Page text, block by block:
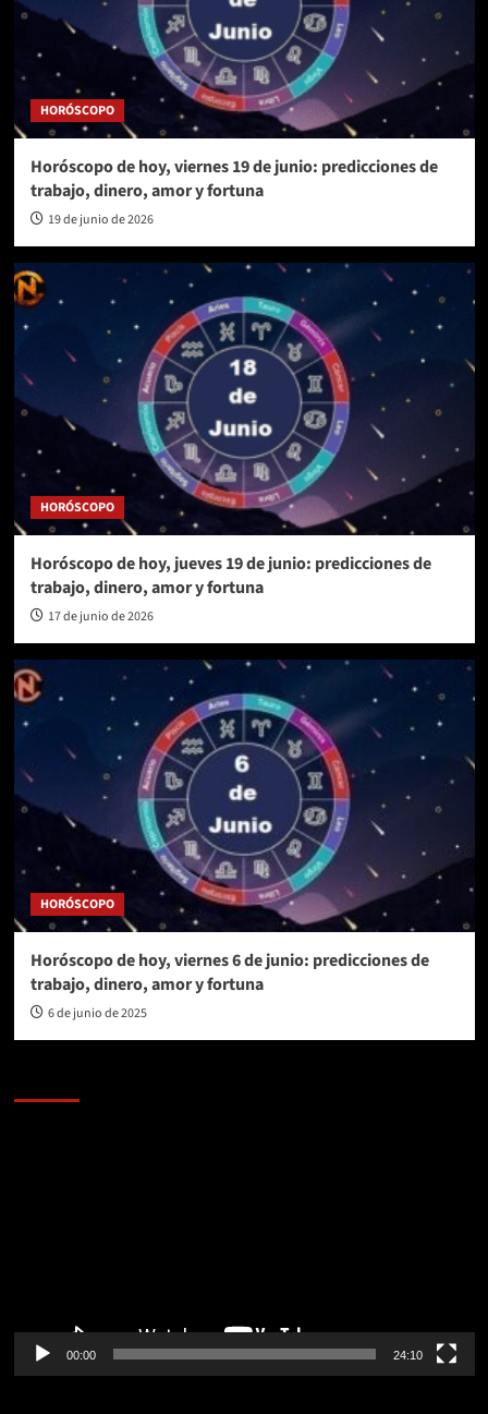
HORÓSCOPO
Horóscopo de hoy, viernes 19 de junio: predicciones de
trabajo, dinero, amor y fortuna
19 de junio de 2026
HORÓSCOPO
Horóscopo de hoy, jueves 19 de junio: predicciones de
trabajo, dinero, amor y fortuna
17 de junio de 2026
HORÓSCOPO
Horóscopo de hoy, viernes 6 de junio: predicciones de
trabajo, dinero, amor y fortuna
6 de junio de 2025
00:00 24:10